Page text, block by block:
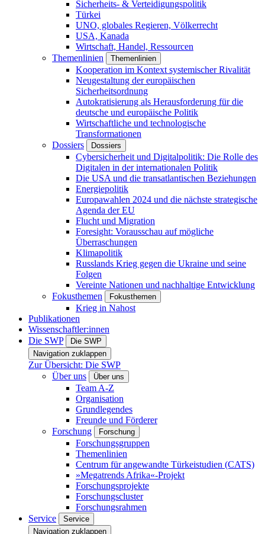
Sicherheits- & Verteidigungspolitik
Türkei
UNO, globales Regieren, Völkerrecht
USA, Kanada
Wirtschaft, Handel, Ressourcen
Themenlinien
Themenlinien
Kooperation im Kontext systemischer Rivalität
Neugestaltung der europäischen
Sicherheitsordnung
Autokratisierung als Herausforderung für die
deutsche und europäische Politik
Wirtschaftliche und technologische
Transformationen
Dossiers
Dossiers
Cybersicherheit und Digitalpolitik: Die Rolle des
Digitalen in der internationalen Politik
Die USA und die transatlantischen Beziehungen
Energiepolitik
Europawahlen 2024 und die nächste strategische
Agenda der EU
Flucht und Migration
Foresight: Vorausschau auf mögliche
Überraschungen
Klimapolitik
Russlands Krieg gegen die Ukraine und seine
Folgen
Vereinte Nationen und nachhaltige Entwicklung
Fokusthemen
Fokusthemen
Krieg in Nahost
Publikationen
Wissenschaftler:innen
Die SWP
Die SWP
Navigation zuklappen
Zur Übersicht: Die SWP
Über uns
Über uns
Team A-Z
Organisation
Grundlegendes
Freunde und Förderer
Forschung
Forschung
Forschungsgruppen
Themenlinien
Centrum für angewandte Türkeistudien (CATS)
»Megatrends Afrika«-Projekt
Forschungsprojekte
Forschungscluster
Forschungsrahmen
Service
Service
Navigation zuklappen